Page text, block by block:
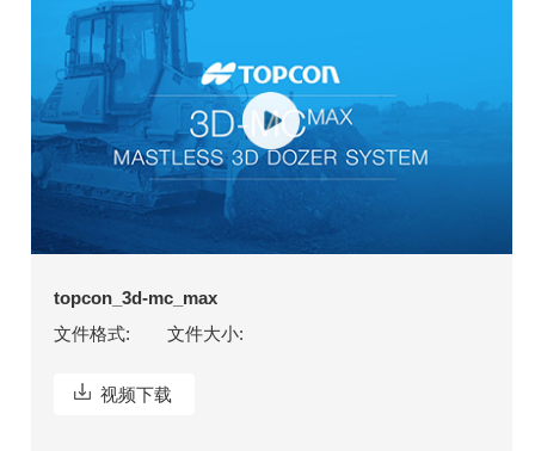
topcon_3d-mc_max
文件格式:
文件大小:
视频下载